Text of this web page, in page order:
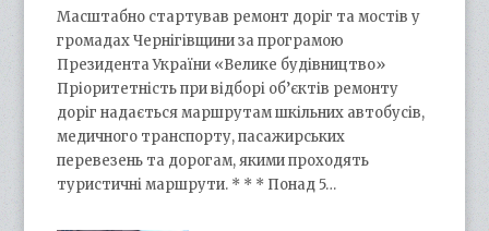
Масштабно стартував ремонт доріг та мостів у
громадах Чернігівщини за програмою
Президента України «Велике будівництво»
Пріоритетність при відборі об’єктів ремонту
доріг надається маршрутам шкільних автобусів,
медичного транспорту, пасажирських
перевезень та дорогам, якими проходять
туристичні маршрути. * * * Понад 5…